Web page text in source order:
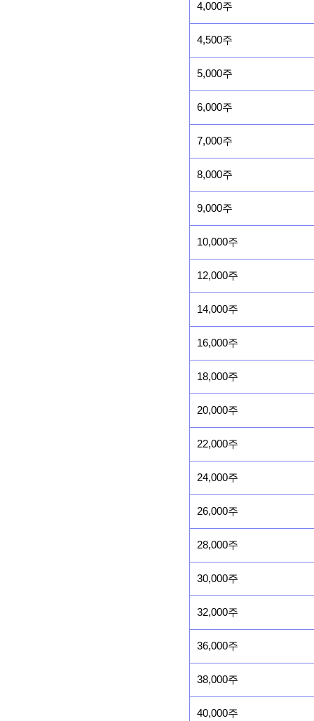
4,000주
4,500주
5,000주
6,000주
7,000주
8,000주
9,000주
10,000주
12,000주
14,000주
16,000주
18,000주
20,000주
22,000주
24,000주
26,000주
28,000주
30,000주
32,000주
36,000주
38,000주
40,000주